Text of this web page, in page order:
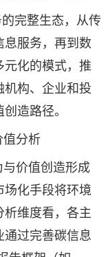
完整生态，从传
息服务，再到数
元化的模式，推
机构、企业和投
造路径。
值分析
价值创造形成
场化手段将环境
析维度看，各主
通过完善碳信息